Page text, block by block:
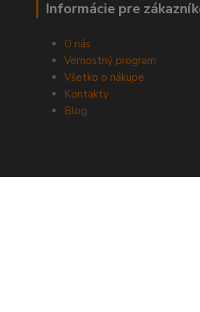
Informácie pre
O nás
Vernostný program
Všetko o nákupe
Kontakty
Blog